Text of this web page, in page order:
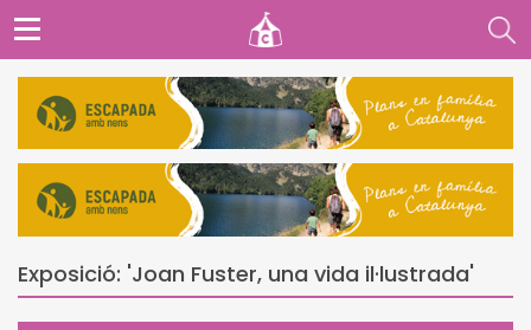
Exposició: 'Joan Fuster, una vida il·lustrada'